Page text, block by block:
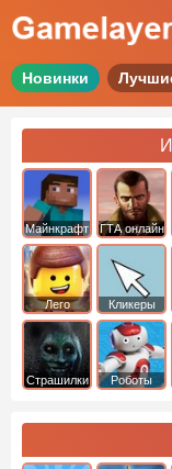
Новинки
Майнкрафт ГТА онлайн
Лего Кликеры
Страшилки Роботы